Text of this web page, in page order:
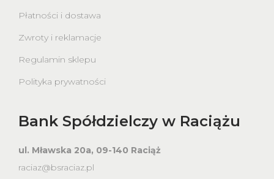
Płatności i dostawa
Zwroty i reklamacje
Regulamin sklepu
Polityka prywatności
Bank Spółdzielczy w Raciążu
ul. Mławska 20a, 09-140 Raciąż
raciaz@bsraciaz.pl